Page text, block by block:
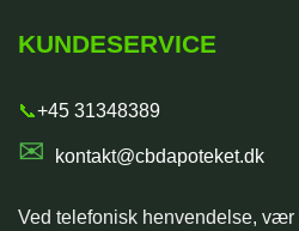
KUNDESERVICE
📞+45 31348389
✉ kontakt@cbdapoteket.dk
Ved telefonisk henvendelse,